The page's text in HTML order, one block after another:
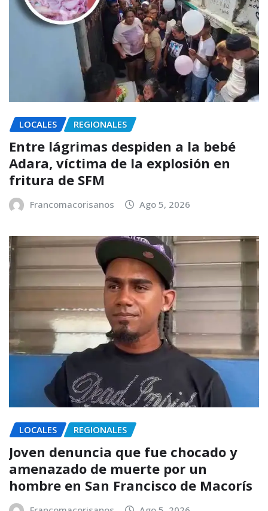
LOCALES REGIONALES
Entre lágrimas despiden a la bebé
Adara, víctima de la explosión en
fritura de SFM
Francomacorisanos Ago 5, 2026
LOCALES REGIONALES
Joven denuncia que fue chocado y
amenazado de muerte por un
hombre en San Francisco de Macorís